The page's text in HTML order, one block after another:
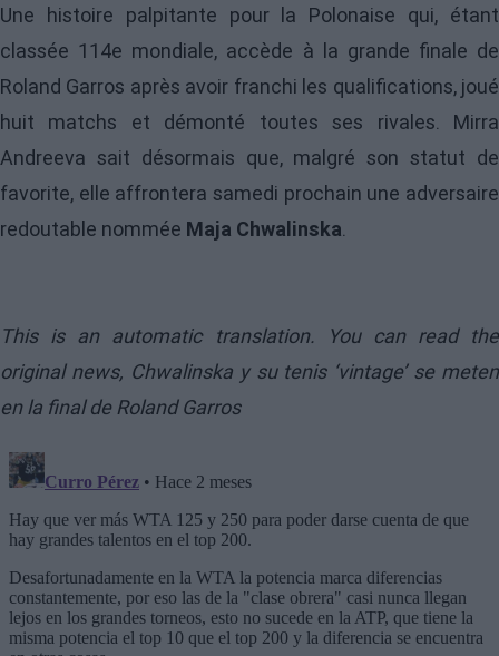
Une histoire palpitante pour la Polonaise qui, étant
classée 114e mondiale, accède à la grande finale de
Roland Garros après avoir franchi les qualifications, joué
huit matchs et démonté toutes ses rivales. Mirra
Andreeva sait désormais que, malgré son statut de
favorite, elle affrontera samedi prochain une adversaire
redoutable nommée Maja Chwalinska.
This is an automatic translation. You can read the
original news, Chwalinska y su tenis ‘vintage’ se meten
en la final de Roland Garros